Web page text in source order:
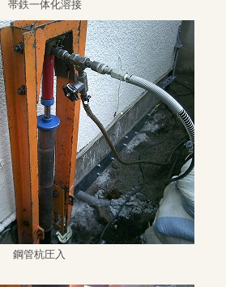
帯鉄一体化溶接
鋼管杭圧入